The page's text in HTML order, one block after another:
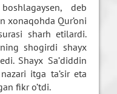
deb
xonaqohda Qur’oni
sharh etilardi.
shogirdi shayx
Shayx Sa’diddin
itga ta’sir eta
fikr o’tdi.